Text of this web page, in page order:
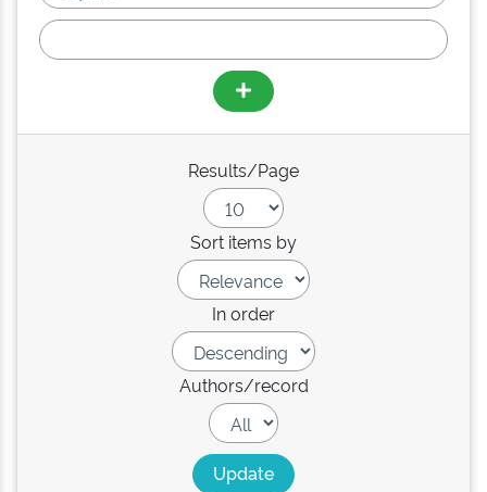
Results/Page
Sort items by
In order
Authors/record